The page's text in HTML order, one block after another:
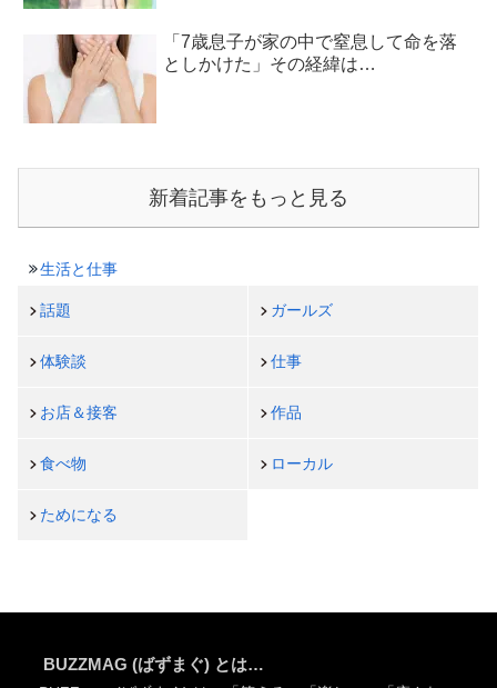
「7歳息子が家の中で窒息して命を落
としかけた」その経緯は…
新着記事をもっと見る
生活と仕事
話題 ガールズ
体験談 仕事
お店＆接客 作品
食べ物 ローカル
ためになる
BUZZMAG (ばずまぐ) とは…